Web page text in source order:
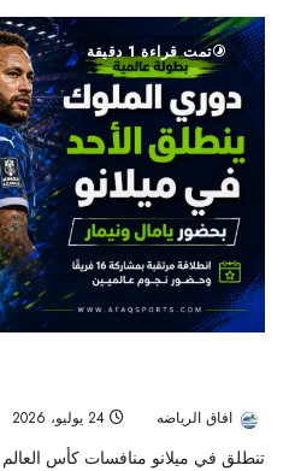
تمت قراءة 1 دقيقة
افاق الرياضه